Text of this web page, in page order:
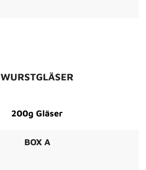
WURSTGLÄSER
200g Gläser
BOX A